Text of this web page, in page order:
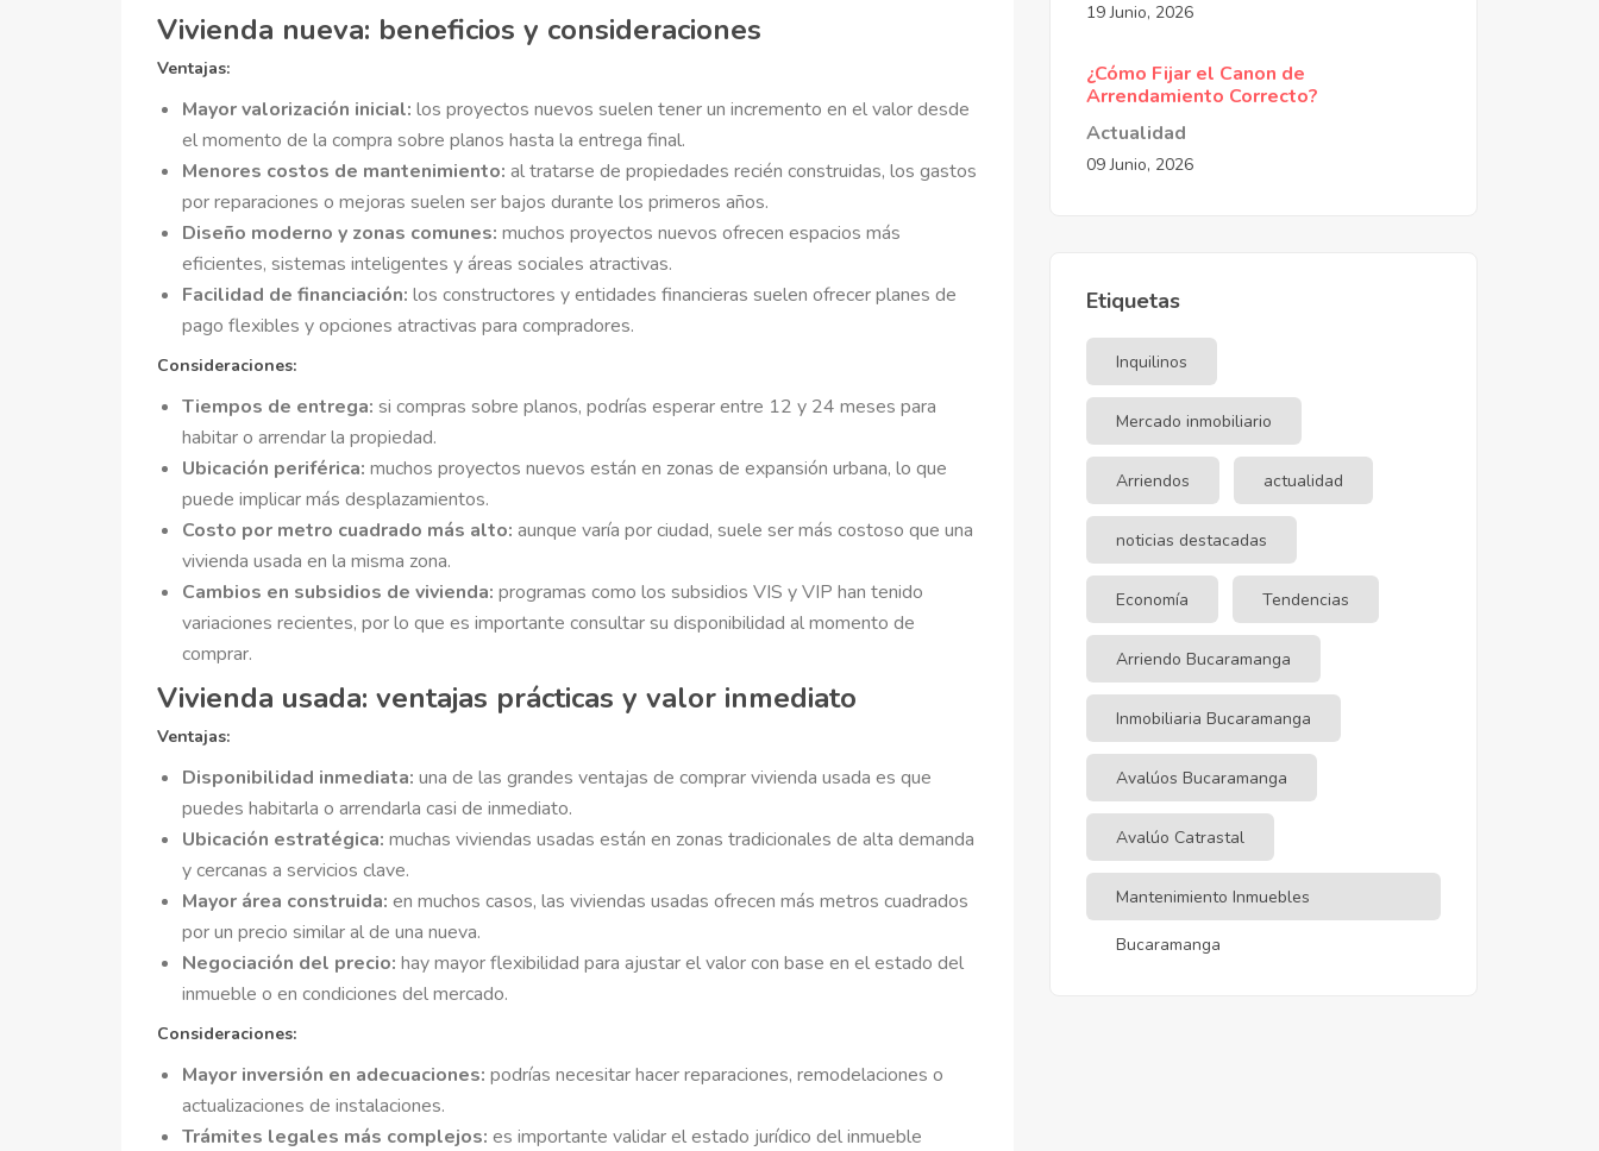
Vivienda nueva: beneficios y consideraciones
Ventajas:
Mayor valorización inicial: los proyectos nuevos suelen tener un incremento en el valor desde
el momento de la compra sobre planos hasta la entrega final.
Menores costos de mantenimiento: al tratarse de propiedades recién construidas, los gastos
por reparaciones o mejoras suelen ser bajos durante los primeros años.
Diseño moderno y zonas comunes: muchos proyectos nuevos ofrecen espacios más
eficientes, sistemas inteligentes y áreas sociales atractivas.
Facilidad de financiación: los constructores y entidades financieras suelen ofrecer planes de
pago flexibles y opciones atractivas para compradores.
Consideraciones:
Tiempos de entrega: si compras sobre planos, podrías esperar entre 12 y 24 meses para
habitar o arrendar la propiedad.
Ubicación periférica: muchos proyectos nuevos están en zonas de expansión urbana, lo que
puede implicar más desplazamientos.
Costo por metro cuadrado más alto: aunque varía por ciudad, suele ser más costoso que una
vivienda usada en la misma zona.
Cambios en subsidios de vivienda: programas como los subsidios VIS y VIP han tenido
variaciones recientes, por lo que es importante consultar su disponibilidad al momento de
comprar.
Vivienda usada: ventajas prácticas y valor inmediato
Ventajas:
Disponibilidad inmediata: una de las grandes ventajas de comprar vivienda usada es que
puedes habitarla o arrendarla casi de inmediato.
Ubicación estratégica: muchas viviendas usadas están en zonas tradicionales de alta demanda
y cercanas a servicios clave.
Mayor área construida: en muchos casos, las viviendas usadas ofrecen más metros cuadrados
por un precio similar al de una nueva.
Negociación del precio: hay mayor flexibilidad para ajustar el valor con base en el estado del
inmueble o en condiciones del mercado.
Consideraciones:
Mayor inversión en adecuaciones: podrías necesitar hacer reparaciones, remodelaciones o
actualizaciones de instalaciones.
Trámites legales más complejos: es importante validar el estado jurídico del inmueble
19 Junio, 2026
¿Cómo Fijar el Canon de
Arrendamiento Correcto?
Actualidad
09 Junio, 2026
Etiquetas
Inquilinos
Mercado inmobiliario
Arriendos actualidad
noticias destacadas
Economía Tendencias
Arriendo Bucaramanga
Inmobiliaria Bucaramanga
Avalúos Bucaramanga
Avalúo Catrastal
Mantenimiento Inmuebles
Bucaramanga